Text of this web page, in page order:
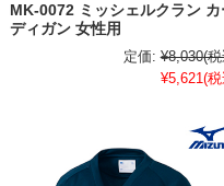
MK-0072 ミッシェルクラン カ
ディガン 女性用
定価: ¥8,030(
¥5,621 (